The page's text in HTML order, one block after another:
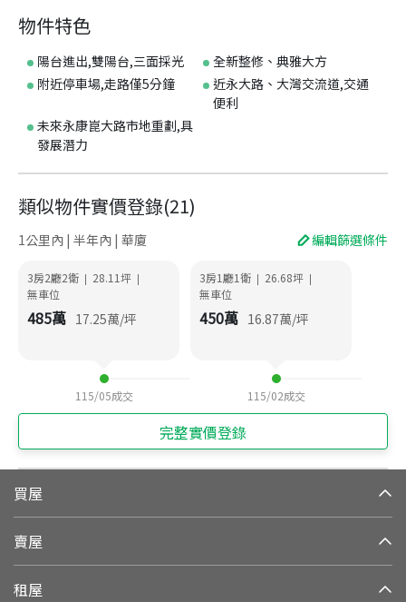
物件特色
陽台進出,雙陽台,三面採光
全新整修、典雅大方
附近停車場,走路僅5分鐘
近永大路、大灣交流道,交通
便利
未來永康崑大路市地重劃,具
發展潛力
類似物件實價登錄(21)
1公里內 | 半年內 | 華廈 編輯篩選條件
3房2廳2衛 | 28.11坪 |
無車位
485萬 17.25萬/坪
115/05成交
3房1廳1衛 | 26.68坪 |
無車位
450萬 16.87萬/坪
115/02成交
完整實價登錄
買屋
賣屋
租屋